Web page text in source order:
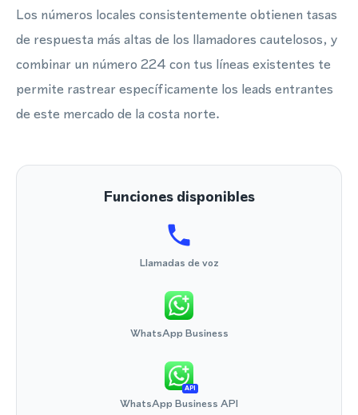
Los números locales consistentemente obtienen tasas
de respuesta más altas de los llamadores cautelosos, y
combinar un número 224 con tus líneas existentes te
permite rastrear específicamente los leads entrantes
de este mercado de la costa norte.
Funciones disponibles
Llamadas de voz
WhatsApp Business
API
WhatsApp Business API